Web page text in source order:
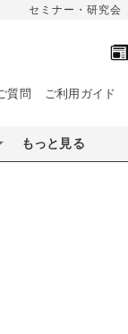
セミナー・研究会
質問 ご利用ガイド
もっと見る